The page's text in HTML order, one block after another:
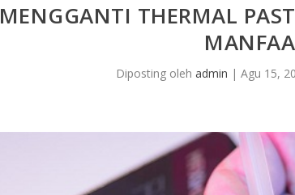
MENGGANTI THERMAL
Diposting oleh admin | Agu 15,